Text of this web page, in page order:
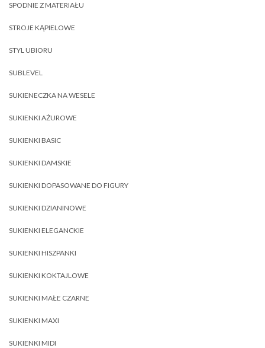
SPODNIE Z MATERIAŁU
STROJE KĄPIELOWE
STYL UBIORU
SUBLEVEL
SUKIENECZKA NA WESELE
SUKIENKI AŻUROWE
SUKIENKI BASIC
SUKIENKI DAMSKIE
SUKIENKI DOPASOWANE DO FIGURY
SUKIENKI DZIANINOWE
SUKIENKI ELEGANCKIE
SUKIENKI HISZPANKI
SUKIENKI KOKTAJLOWE
SUKIENKI MAŁE CZARNE
SUKIENKI MAXI
SUKIENKI MIDI